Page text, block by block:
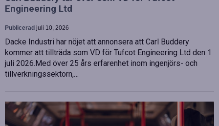
Engineering Ltd
Publicerad juli 10, 2026
Dacke Industri har nöjet att annonsera att Carl Buddery
kommer att tillträda som VD för Tufcot Engineering Ltd den 1
juli 2026.Med över 25 års erfarenhet inom ingenjörs- och
tillverkningssektorn,…